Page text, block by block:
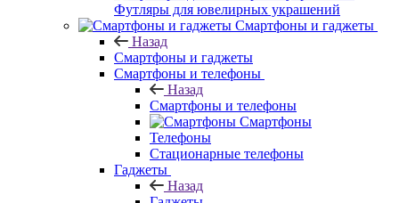
Футляры для ювелирных украшений
Смартфоны и гаджеты
Назад
Смартфоны и гаджеты
Смартфоны и телефоны
Назад
Смартфоны и телефоны
Смартфоны
Телефоны
Стационарные телефоны
Гаджеты
Назад